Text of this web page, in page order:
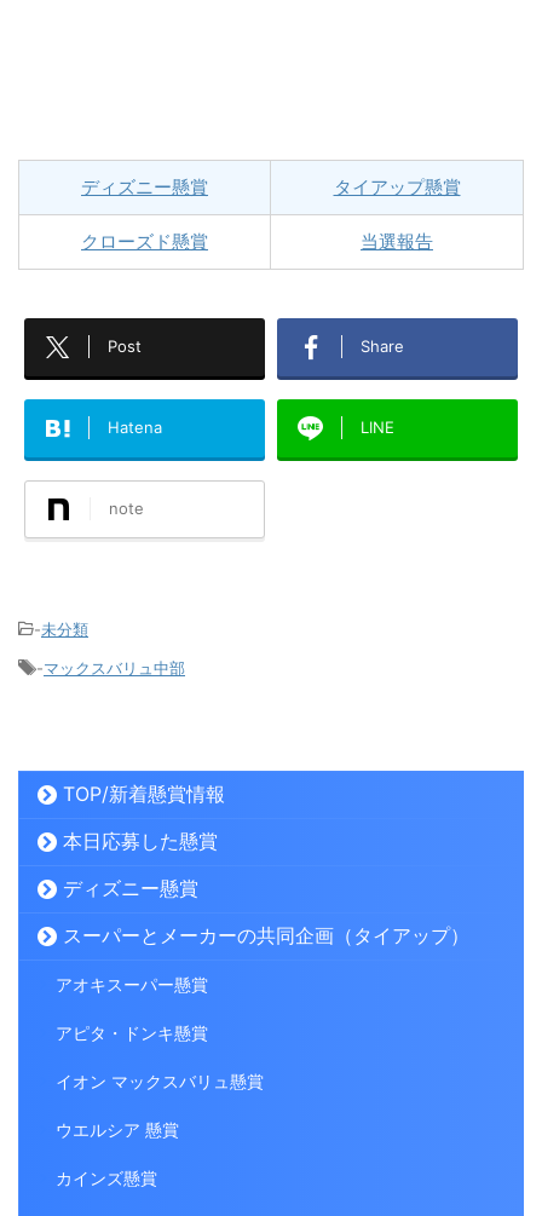
ディズニー懸賞 タイアップ懸賞
クローズド懸賞 当選報告
Post Share
Hatena LINE
note
-未分類
-マックスバリュ中部
TOP/新着懸賞情報
本日応募した懸賞
ディズニー懸賞
スーパーとメーカーの共同企画（タイアップ）
アオキスーパー懸賞
アピタ・ドンキ懸賞
イオン マックスバリュ懸賞
ウエルシア 懸賞
カインズ懸賞